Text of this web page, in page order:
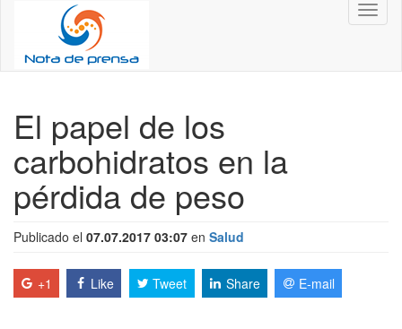
El papel de los
carbohidratos en la
pérdida de peso
Publicado el 07.07.2017 03:07 en Salud
+1 Like Tweet Share E-mail